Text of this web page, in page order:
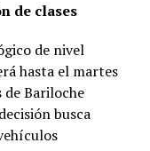
un núcleo
posible que
Psyche, fue
sistema solar y
en un
de clases
de nivel
hasta el martes
Bariloche
busca